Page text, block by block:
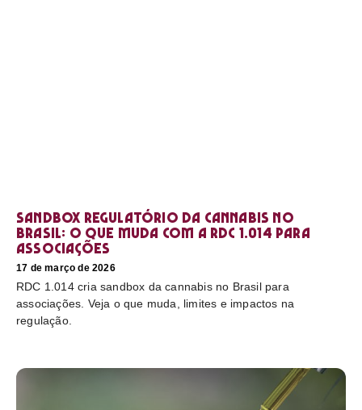
Sandbox regulatório da cannabis no
Brasil: o que muda com a RDC 1.014 para
associações
17 de março de 2026
RDC 1.014 cria sandbox da cannabis no Brasil para
associações. Veja o que muda, limites e impactos na
regulação.